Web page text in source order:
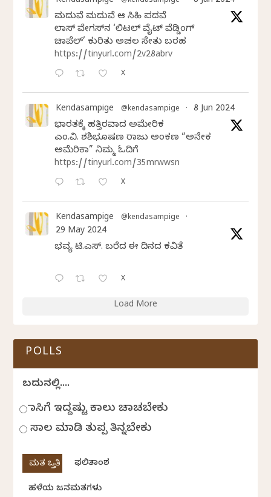
ಮದುವೆ ಮದುವೆ ಆ ಸಿಹಿ ಪದವೆ
ಲಾಸ್‌ ವೇಗಸ್‌ನ ‘ಲಿಟಲ್ ವೈಟ್ ವೆಡ್ಡಿಂಗ್
ಚಾಪೆಲ್’ ಕುರಿತು ಅಚಲ ಸೇತು ಬರಹ
https://tinyurl.com/2v28abrv
X
Kendasampige @kendasampige · 8 Jun 2024
ಭಾರತಕ್ಕೆ ಹತ್ತಿರವಾದ ಅಮೇರಿಕ
ಎಂ.ವಿ. ಶಶಿಭೂಷಣ ರಾಜು ಅಂಕಣ “ಅನೇಕ
ಅಮೆರಿಕಾ” ನಿಮ್ಮ ಓದಿಗೆ
https://tinyurl.com/35mrwwsn
X
Kendasampige @kendasampige ·
29 May 2024
ಭವ್ಯ ಟಿ.ಎಸ್. ಬರೆದ ಈ ದಿನದ ಕವಿತೆ
X
Load More
POLLS
ಬದುಕಿನಲ್ಲಿ....
ಹಾಸಿಗೆ ಇದ್ದಷ್ಟು ಕಾಲು ಚಾಚಬೇಕು
ಸಾಲ ಮಾಡಿ ತುಪ್ಪ ತಿನ್ನಬೇಕು
ಫಲಿತಾಂಶ
ಹಳೆಯ ಜನಮತಗಳು